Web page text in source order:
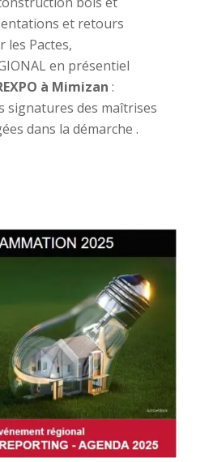
et retours
les Pactes,
en présentiel
à Mimizan :
signatures des maîtrises
dans la démarche .